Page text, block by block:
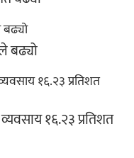
बढ्यो
१६.२३ प्रतिशत